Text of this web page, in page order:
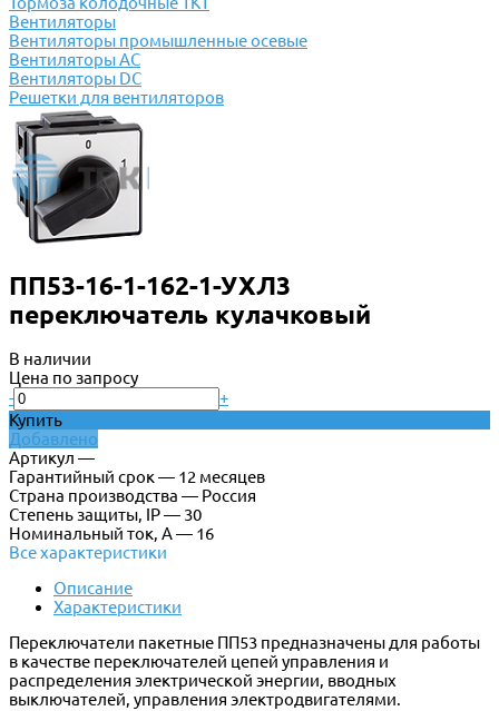
Вентиляторы
Вентиляторы промышленные осевые
Вентиляторы АС
Вентиляторы DC
Решетки для вентиляторов
ПП53-16-1-162-1-УХЛ3
переключатель кулачковый
В наличии
Цена по запросу
-
+
Купить
Добавлено
Артикул —
Гарантийный срок — 12 месяцев
Страна производства — Россия
Степень защиты, IP — 30
Номинальный ток, А — 16
Все характеристики
Описание
Характеристики
Переключатели пакетные ПП53 предназначены для работы
в качестве переключателей цепей управления и
распределения электрической энергии, вводных
выключателей, управления электродвигателями.